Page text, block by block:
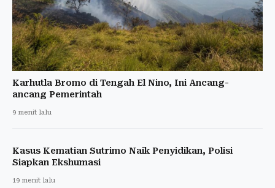
Karhutla Bromo di Tengah El Nino, Ini Ancang-
ancang Pemerintah
9 menit lalu
Kasus Kematian Sutrimo Naik Penyidikan, Polisi
Siapkan Ekshumasi
19 menit lalu